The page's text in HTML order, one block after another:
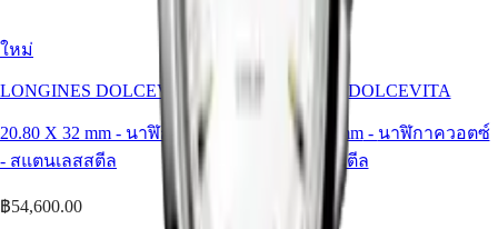
สไตล์
สี
ใหม่
LONGINES DOLCEVITA
20.80 X 32 mm - นาฬิกาควอตซ์
- สแตนเลสสตีล
฿54,600.00
LONGINES DOLCEVITA
20.80 X 32 mm- นาฬิกาควอตซ์
สแตนเลสสตีล
฿54,600.00